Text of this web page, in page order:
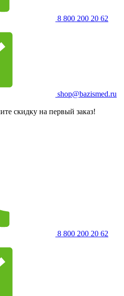
8 800 200 20 62
shop@bazismed.ru
скидку на первый заказ!
8 800 200 20 62